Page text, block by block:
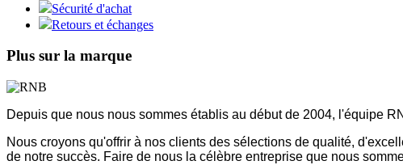
Sécurité d'achat
Retours et échanges
Plus sur la marque
Depuis que nous nous sommes établis au début de 2004, l'équipe
Nous croyons qu'offrir à nos clients des sélections de qualité,
de notre succès. Faire de nous la célèbre entreprise que nous